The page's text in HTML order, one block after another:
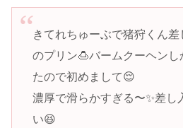
きてれちゅーぶで猪狩くん差
のプリン🍮バームクーヘンし
たので初めまして😌
濃厚で滑らかすぎる〜✨差し
い😆